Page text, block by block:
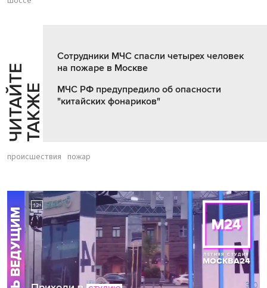
Ч
И
Т
АЙ
Т
Е
Т
А
К
ЖЕ
Сотрудники МЧС спасли четырех человек
на пожаре в Москве
МЧС РФ предупредило об опасности
"китайских фонариков"
происшествия пожар